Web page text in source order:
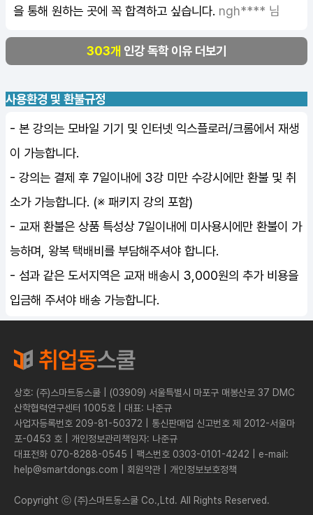
을 통해 원하는 곳에 꼭 합격하고 싶습니다. ngh**** 님
303개 인강 독학 이유 더보기
사용환경 및 환불규정
- 본 강의는 모바일 기기 및 인터넷 익스플로러/크롬에서 재생
이 가능합니다.
- 강의는 결제 후 7일이내에 3강 미만 수강시에만 환불 및 취
소가 가능합니다. (※ 패키지 강의 포함)
- 교재 환불은 상품 특성상 7일이내에 미사용시에만 환불이 가
능하며, 왕복 택배비를 부담해주셔야 합니다.
- 섬과 같은 도서지역은 교재 배송시 3,000원의 추가 비용을
입금해 주셔야 배송 가능합니다.
상호: (주)스마트동스쿨 | (03909) 서울특별시 마포구 매봉산로 37 DMC
산학협력연구센터 1005호 | 대표: 나준규
사업자등록번호 209-81-50372 | 통신판매업 신고번호 제 2012-서울마
포-0453 호 | 개인정보관리책임자: 나준규
대표전화 070-8288-0545 | 팩스번호 0303-0101-4242 | e-mail:
help@smartdongs.com | 회원약관 | 개인정보보호정책
Copyright ⓒ (주)스마트동스쿨 Co.,Ltd. All Rights Reserved.